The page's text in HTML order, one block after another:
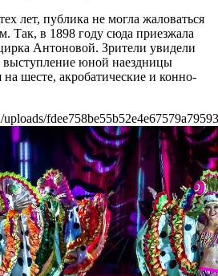
лет, публика не могла жаловаться
Так, в 1898 году сюда приезжала
Антоновой. Зрители увидели
выступление юной наездницы
шесте, акробатические и конно-